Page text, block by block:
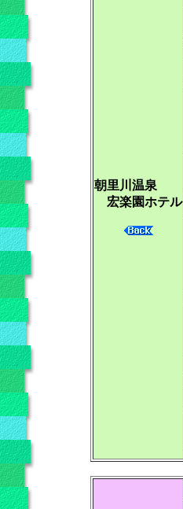
朝里川温泉
宏楽園ホテル